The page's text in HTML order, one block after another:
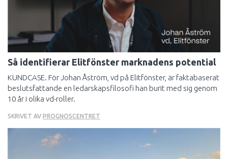
Så identifierar Elitfönster marknadens potential
KUNDCASE. För Johan Åström, vd på Elitfönster, är faktabaserat
beslutsfattande en ledarskapsfilosofi han burit med sig genom
10 år i olika vd-roller.
SKRIVET AV PROGNOSCENTRET